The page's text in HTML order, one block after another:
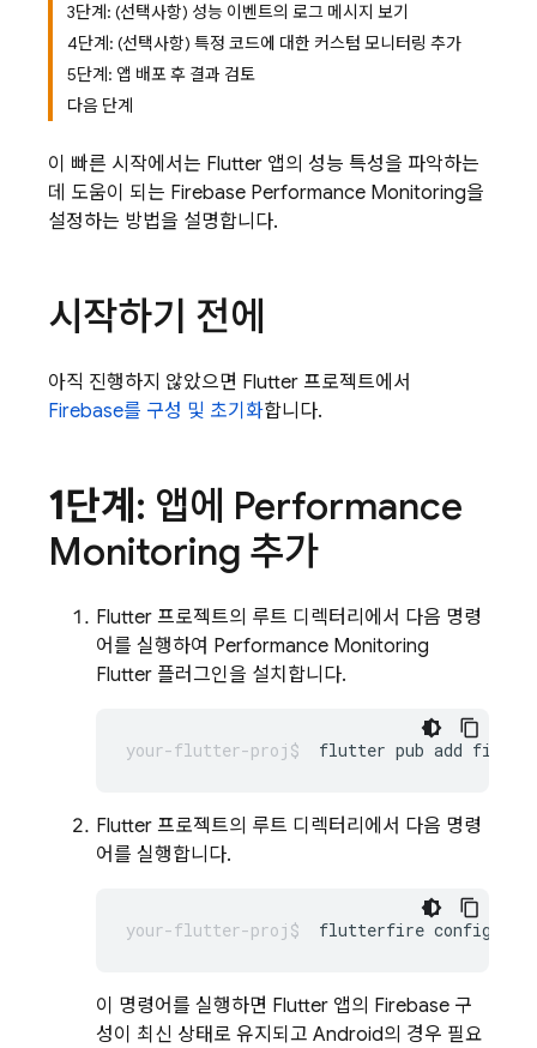
3단계: (선택사항) 성능 이벤트의 로그 메시지 보기
4단계: (선택사항) 특정 코드에 대한 커스텀 모니터링 추가
5단계: 앱 배포 후 결과 검토
다음 단계
이 빠른 시작에서는 Flutter 앱의 성능 특성을 파악하는
데 도움이 되는 Firebase Performance Monitoring을
설정하는 방법을 설명합니다.
시작하기 전에
아직 진행하지 않았으면 Flutter 프로젝트에서
Firebase를 구성 및 초기화합니다.
1단계 : 앱에 Performance
Monitoring 추가
Flutter 프로젝트의 루트 디렉터리에서 다음 명령
어를 실행하여 Performance Monitoring
Flutter 플러그인을 설치합니다.
flutter pub add
Flutter 프로젝트의 루트 디렉터리에서 다음 명령
어를 실행합니다.
flutterfire
이 명령어를 실행하면 Flutter 앱의 Firebase 구
성이 최신 상태로 유지되고 Android의 경우 필요